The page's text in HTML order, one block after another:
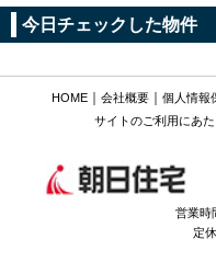
今日チェックした物件
HOME｜ 会社概要｜ 個人情報
サイトのご利用にあ
営業時
定